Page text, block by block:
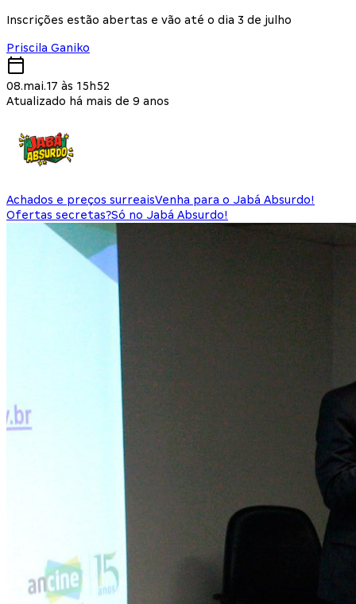
Inscrições estão abertas e vão até o dia 3 de julho
Priscila Ganiko
08.mai.17 às 15h52
Atualizado há mais de 9 anos
Achados e preços surreaisVenha para o Jabá Absurdo!
Ofertas secretas?Só no Jabá Absurdo!